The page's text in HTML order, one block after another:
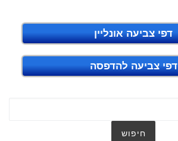
דפי צביעה אונליין
דפי צביעה להדפסה